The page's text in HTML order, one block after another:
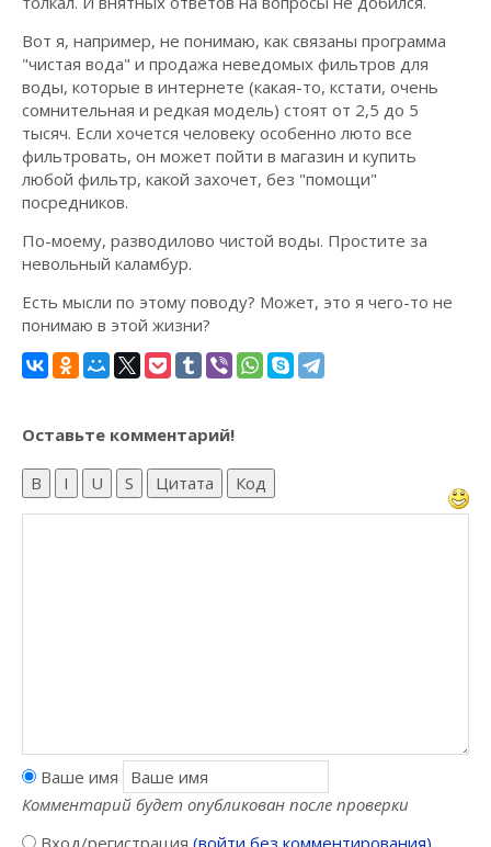
Вот я, например, не понимаю, как связаны программа
"чистая вода" и продажа неведомых фильтров для
воды, которые в интернете (какая-то, кстати, очень
сомнительная и редкая модель) стоят от 2,5 до 5
тысяч. Если хочется человеку особенно люто все
фильтровать, он может пойти в магазин и купить
любой фильтр, какой захочет, без "помощи"
посредников.
По-моему, разводилово чистой воды. Простите за
невольный каламбур.
Есть мысли по этому поводу? Может, это я чего-то не
понимаю в этой жизни?
Оставьте комментарий!
B I U S Цитата Код
Ваше имя
Комментарий будет опубликован после проверки
Вход/регистрация (войти без комментирования)